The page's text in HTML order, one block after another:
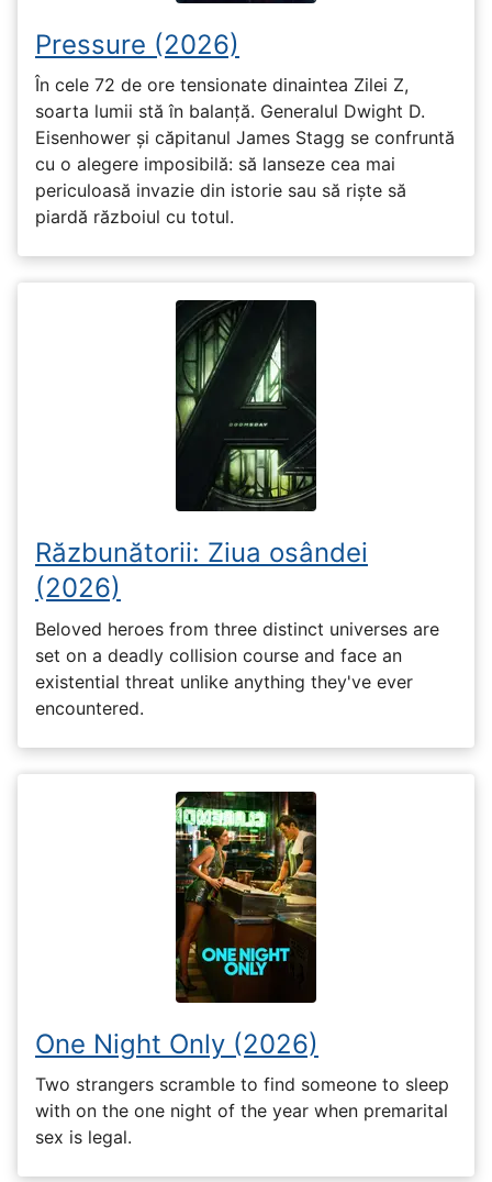
Pressure (2026)
În cele 72 de ore tensionate dinaintea Zilei Z,
soarta lumii stă în balanță. Generalul Dwight D.
Eisenhower și căpitanul James Stagg se confruntă
cu o alegere imposibilă: să lanseze cea mai
periculoasă invazie din istorie sau să riște să
piardă războiul cu totul.
Răzbunătorii: Ziua osândei
(2026)
Beloved heroes from three distinct universes are
set on a deadly collision course and face an
existential threat unlike anything they've ever
encountered.
One Night Only (2026)
Two strangers scramble to find someone to sleep
with on the one night of the year when premarital
sex is legal.